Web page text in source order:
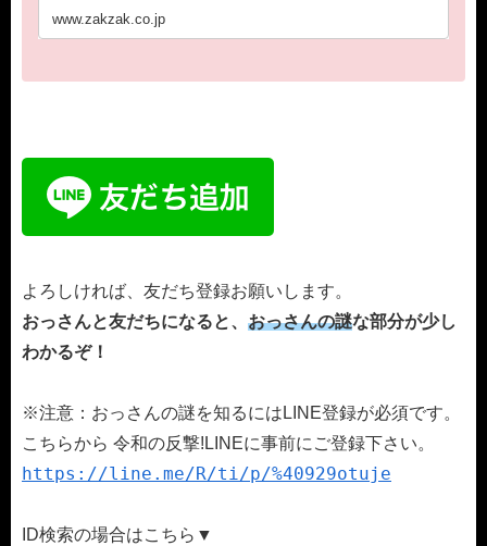
www.zakzak.co.jp
よろしければ、友だち登録お願いします。
おっさんと友だちになると、 おっさんの謎な部分が少し
わかるぞ！
※注意：おっさんの謎を知るにはLINE登録が必須です。
こちらから 令和の反撃!LINEに事前にご登録下さい。
https://line.me/R/ti/p/%40929otuje
ID検索の場合はこちら▼